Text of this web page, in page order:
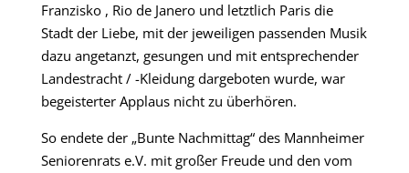
Franzisko , Rio de Janero und letztlich Paris die
Stadt der Liebe, mit der jeweiligen passenden Musik
dazu angetanzt, gesungen und mit entsprechender
Landestracht / -Kleidung dargeboten wurde, war
begeisterter Applaus nicht zu überhören.
So endete der „Bunte Nachmittag“ des Mannheimer
Seniorenrats e.V. mit großer Freude und den vom